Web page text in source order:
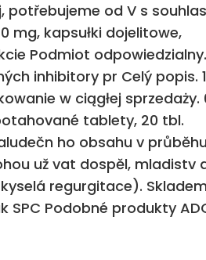
potřebujeme od V s
mg, kapsułki dojelitowe,
Podmiot odpowiedzialny.
inhibitory pr Celý popis.
w ciągłej sprzedaży.
tablety, 20 tbl.
ho obsahu v průběhu
už vat dospěl, mladistv
regurgitace).
SPC Podobné produkty